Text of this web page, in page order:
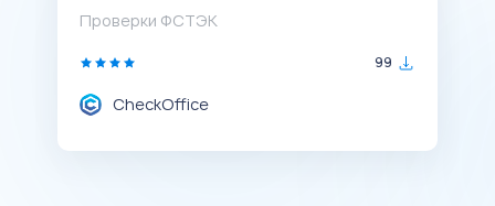
Проверки ФСТЭК
99
CheckOffice